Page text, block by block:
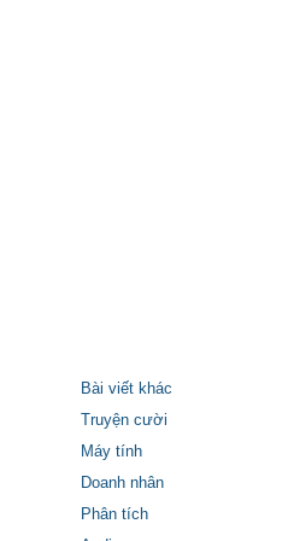
Bài viết khác
Truyện cười
Máy tính
Doanh nhân
Phân tích